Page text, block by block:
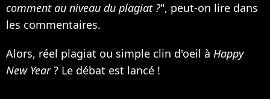
comment au niveau du plagiat ?", peut-on lire dans
les commentaires.
Alors, réel plagiat ou simple clin d'oeil à Happy
New Year? Le débat est lancé !